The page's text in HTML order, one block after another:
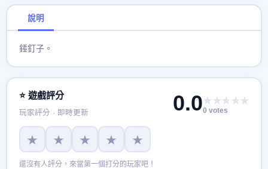
說明
錘釘子。
⭐ 遊戲評分
玩家評分 · 即時更新 0.0★★★★★
0 votes
★ ★ ★ ★ ★
還沒有人評分，來當第一個打分的玩家吧！